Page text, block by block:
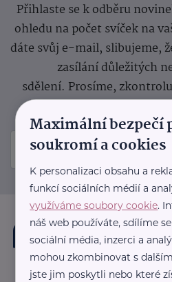
Přihlaste se k odběru
ohledu na počet svíček na
dáte svůj e-mail, slibujeme,
zasílání důležitých
sdělení. Prosíme,
schránku, kam jsme
Maximální bezpečí
soukromí a cookies
K personalizaci obsahu a
funkcí sociálních médií a
využíváme soubory cookie.
náš web používáte, sdílíme
sociální média, inzerci a
mohou zkombinovat s
jste jim poskytli nebo které